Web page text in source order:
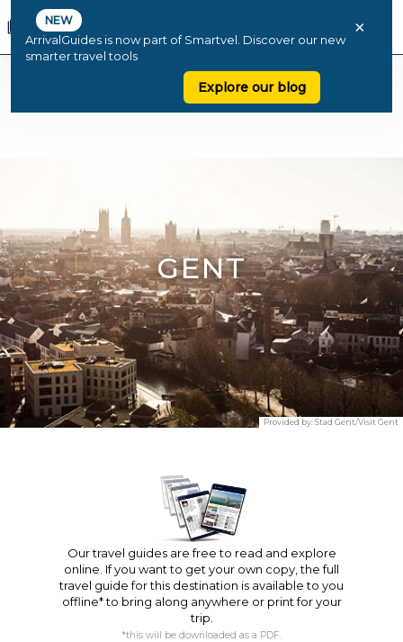
NEW
ArrivalGuides is now part of Smartvel. Discover our new
smarter travel tools
Explore our blog
×
GENT
Provided by:Stad Gent/Visit Gent
Our travel guides are free to read and explore
online. If you want to get your own copy, the full
travel guide for this destination is available to you
offline* to bring along anywhere or print for your
trip.​
*this will be downloaded as a PDF.